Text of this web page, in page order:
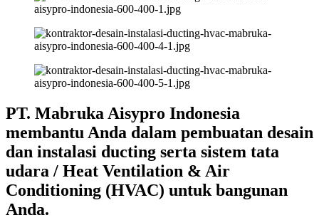
PT. Mabruka Aisypro Indonesia
membantu Anda dalam pembuatan desain
dan instalasi ducting serta sistem tata
udara / Heat Ventilation & Air
Conditioning (HVAC) untuk bangunan
Anda.